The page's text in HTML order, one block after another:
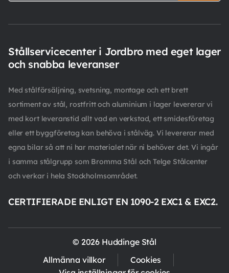
Stållservicecenter i Jordbro med eget lager
och snabba leveranser
Med stålförsäljning, svetsning, montage och ett brett
sortiment av stål, rostfritt och aluminium i lager levererar vi
med kort leveranstid allt vad en verkstad, ett smidesföretag
eller ett byggföretag kan behöva i stålväg. Vi levererar med
egna bilar så att ni har materialet när ni behöver det. Vi ingår
i samma stålgrupp som Bromma Stål och Telge Stålcenter
och verkar i hela Stockholmsområdet.
CERTIFIERADE ENLIGT EN 1090-2 EXC1 & EXC2.
© 2026 Huddinge Stål
Allmänna villkor
Cookies